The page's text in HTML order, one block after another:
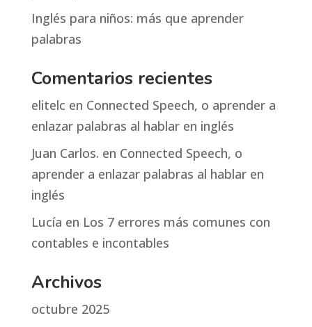
Inglés para niños: más que aprender
palabras
Comentarios recientes
elitelc en Connected Speech, o aprender a
enlazar palabras al hablar en inglés
Juan Carlos. en Connected Speech, o
aprender a enlazar palabras al hablar en
inglés
Lucía en Los 7 errores más comunes con
contables e incontables
Archivos
octubre 2025